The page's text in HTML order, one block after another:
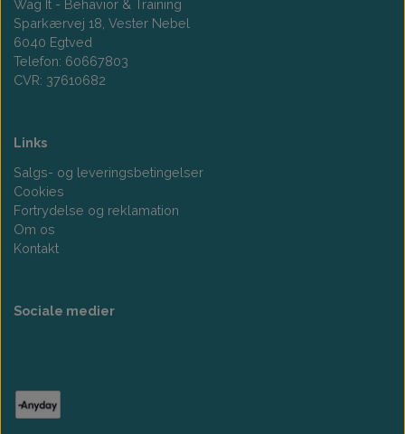
Wag It - Behavior & Training
Sparkærvej 18, Vester Nebel
6040 Egtved
Telefon: 60667803
CVR: 37610682
Links
Salgs- og leveringsbetingelser
Cookies
Fortrydelse og reklamation
Om os
Kontakt
Sociale medier